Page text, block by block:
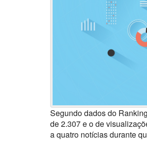
Segundo dados do
de 2.307 e o de
a quatro notícias durante